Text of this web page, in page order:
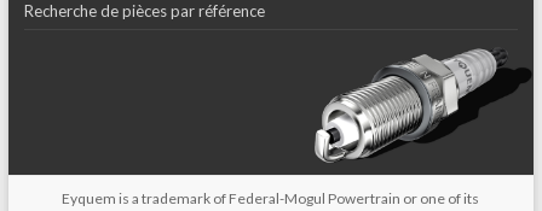
Recherche de pièces par référence
Eyquem is a trademark of Federal-Mogul Powertrain or one of its